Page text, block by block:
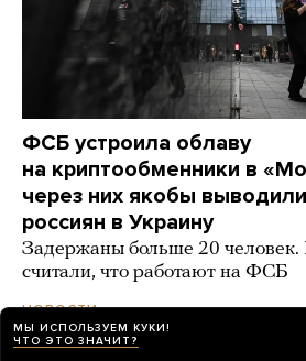
ФСБ устроила облаву
на криптообменники в
через них якобы
россиян в Украину
Задержаны больше 20 человек.
считали, что работают на ФСБ
НОВОСТИ день назад
МЫ ИСПОЛЬЗУЕМ КУКИ!
ЧТО ЭТО ЗНАЧИТ?